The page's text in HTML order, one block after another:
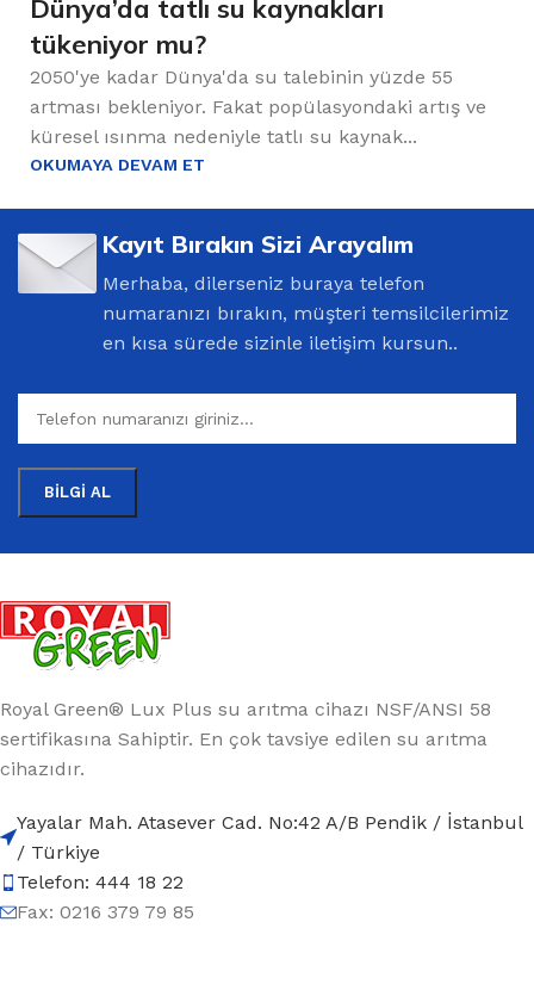
Dünya’da tatlı su kaynakları
tükeniyor mu?
2050'ye kadar Dünya'da su talebinin yüzde 55
artması bekleniyor. Fakat popülasyondaki artış ve
küresel ısınma nedeniyle tatlı su kaynak...
OKUMAYA DEVAM ET
Kayıt Bırakın Sizi Arayalım
Merhaba, dilerseniz buraya telefon
numaranızı bırakın, müşteri temsilcilerimiz
en kısa sürede sizinle iletişim kursun..
Royal Green® Lux Plus su arıtma cihazı NSF/ANSI 58
sertifikasına Sahiptir. En çok tavsiye edilen su arıtma
cihazıdır.
Yayalar Mah. Atasever Cad. No:42 A/B Pendik / İstanbul
/ Türkiye
Telefon: 444 18 22
Fax: 0216 379 79 85